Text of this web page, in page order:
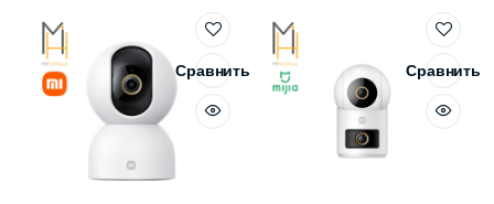
520
000 сум.
000 сум.
Сравнить Сравнить